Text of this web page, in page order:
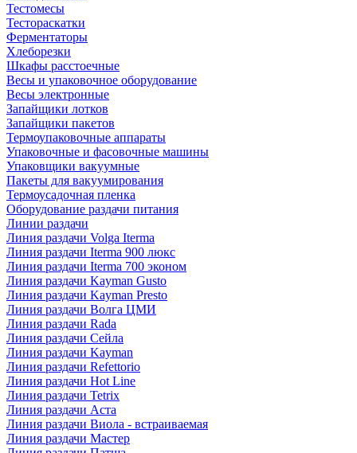
Тестомесы
Тестораскатки
Ферментаторы
Хлеборезки
Шкафы расстоечные
Весы и упаковочное оборудование
Весы электронные
Запайщики лотков
Запайщики пакетов
Термоупаковочные аппараты
Упаковочные и фасовочные машины
Упаковщики вакуумные
Пакеты для вакуумирования
Термоусадочная пленка
Оборудование раздачи питания
Линии раздачи
Линия раздачи Volga Iterma
Линия раздачи Iterma 900 люкс
Линия раздачи Iterma 700 эконом
Линия раздачи Kayman Gusto
Линия раздачи Kayman Presto
Линия раздачи Волга ЦМИ
Линия раздачи Rada
Линия раздачи Сейла
Линия раздачи Kayman
Линия раздачи Refettorio
Линия раздачи Hot Line
Линия раздачи Tetrix
Линия раздачи Аста
Линия раздачи Виола - встраиваемая
Линия раздачи Мастер